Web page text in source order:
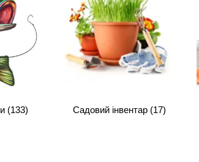
(133) Садовий інвентар (17)